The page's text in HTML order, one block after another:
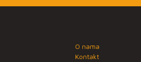
O nama
Kontakt